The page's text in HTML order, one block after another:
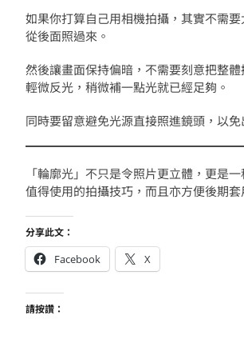
如果你打算自己用相機拍攝，其實不需
從後面照過來。
然後讓畫面保持偏暗，不需要刻意把整
輕微反光，稍微補一點光就已經足夠。
同時要留意避免光源直接照進鏡頭，以
「輪廓光」不只是令照片更立體，更是
值得使用的拍攝技巧，而且亦方便後期
分享此文：
Facebook X
請按讚：